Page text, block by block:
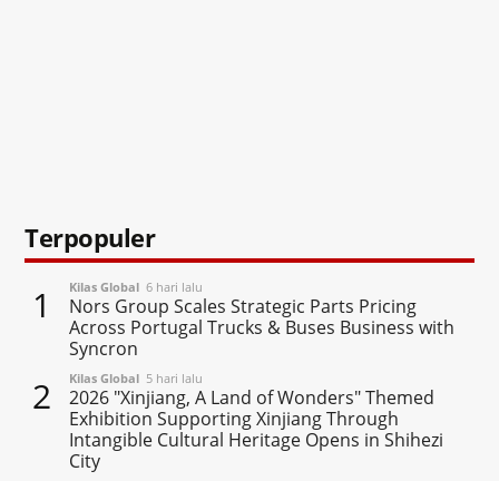
Terpopuler
1 Kilas Global 6 hari lalu
Nors Group Scales Strategic Parts Pricing
Across Portugal Trucks & Buses Business with
Syncron
2 Kilas Global 5 hari lalu
2026 "Xinjiang, A Land of Wonders" Themed
Exhibition Supporting Xinjiang Through
Intangible Cultural Heritage Opens in Shihezi
City